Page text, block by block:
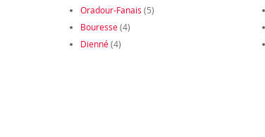
Oradour-Fanais (5)
Bouresse(4)
Dienné(4)